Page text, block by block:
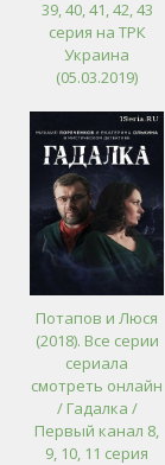
39, 40, 41, 42, 43
серия на ТРК
Украина
(05.03.2019)
Потапов и Люся
(2018). Все серии
сериала
смотреть онлайн
/ Гадалка /
Первый канал 8,
9, 10, 11 серия